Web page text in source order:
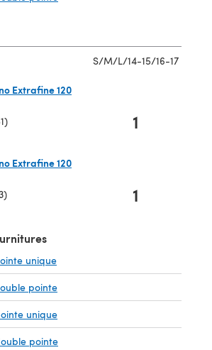
S/M/L/14-15/16-17
Extrafine 120
1
Extrafine 120
1
unique
pointe
unique
pointe